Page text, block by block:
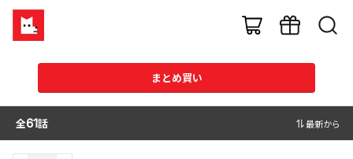
まとめ買い
全61話 最新から